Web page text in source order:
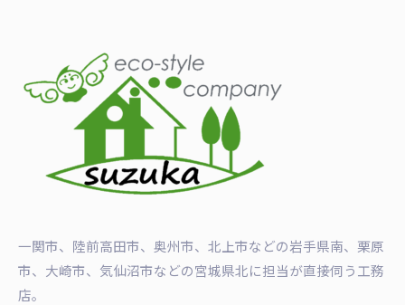
一関市、陸前高田市、奥州市、北上市などの岩手県南、栗原
市、大崎市、気仙沼市などの宮城県北に担当が直接伺う工務
店。